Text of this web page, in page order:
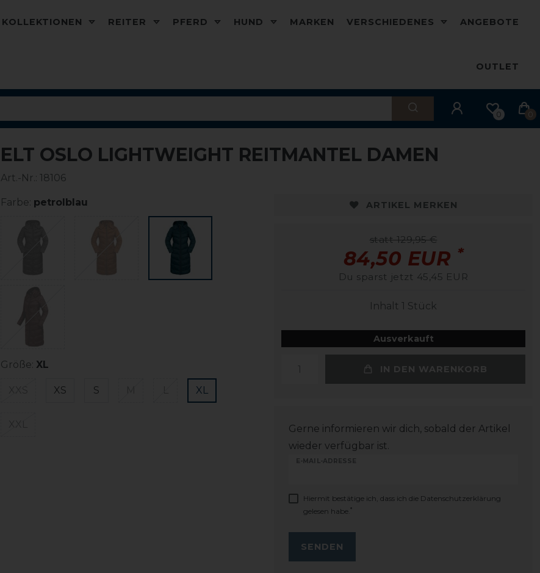
KOLLEKTIONEN REITER PFERD HUND MARKEN VERSCHIEDENES ANGEBOTE
OUTLET
0 0
ELT OSLO LIGHTWEIGHT REITMANTEL DAMEN
Art.-Nr.: 18106
Farbe: petrolblau
Größe: XL
XS S XL
ARTIKEL MERKEN
statt 129,95 €
84,50 EUR *
Du sparst jetzt 45,45 EUR
Inhalt 1 Stück
Ausverkauft
IN DEN WARENKORB
Gerne informieren wir dich, sobald der Artikel
wieder verfügbar ist.
E-MAIL-ADRESSE
Hiermit bestätige ich, dass ich die Daten­schutz­erklärung
gelesen habe. *
SENDEN